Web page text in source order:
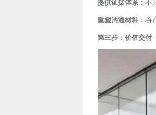
提供证据体系： 不
重塑沟通材料： 将
第三步：价值交付